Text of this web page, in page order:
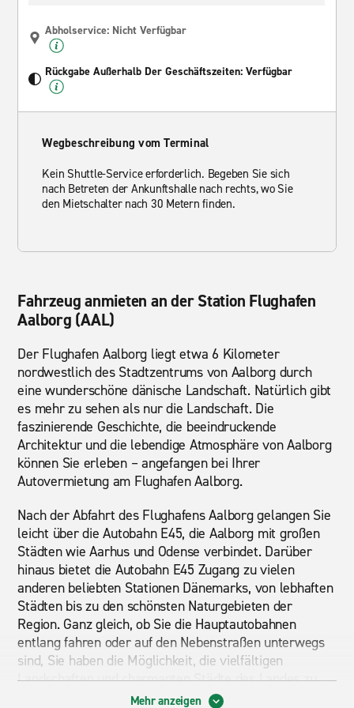
Abholservice: Nicht Verfügbar
Rückgabe Außerhalb Der Geschäftszeiten: Verfügbar
Wegbeschreibung vom Terminal
Kein Shuttle-Service erforderlich. Begeben Sie sich
nach Betreten der Ankunftshalle nach rechts, wo Sie
den Mietschalter nach 30 Metern finden.
Fahrzeug anmieten an der Station Flughafen
Aalborg (AAL)
Der Flughafen Aalborg liegt etwa 6 Kilometer
nordwestlich des Stadtzentrums von Aalborg durch
eine wunderschöne dänische Landschaft. Natürlich gibt
es mehr zu sehen als nur die Landschaft. Die
faszinierende Geschichte, die beeindruckende
Architektur und die lebendige Atmosphäre von Aalborg
können Sie erleben – angefangen bei Ihrer
Autovermietung am Flughafen Aalborg.
Nach der Abfahrt des Flughafens Aalborg gelangen Sie
leicht über die Autobahn E45, die Aalborg mit großen
Städten wie Aarhus und Odense verbindet. Darüber
hinaus bietet die Autobahn E45 Zugang zu vielen
anderen beliebten Stationen Dänemarks, von lebhaften
Städten bis zu den schönsten Naturgebieten der
Region. Ganz gleich, ob Sie die Hauptautobahnen
entlang fahren oder auf den Nebenstraßen unterwegs
sind, Sie haben die Möglichkeit, die vielfältigen
Landschaften und charmanten Städte des Landes zu
Mehr anzeigen